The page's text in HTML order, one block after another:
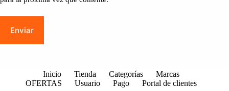
Enviar
Inicio Tienda Categorías
Marcas
OFERTAS
Usuario Pago Portal de clientes